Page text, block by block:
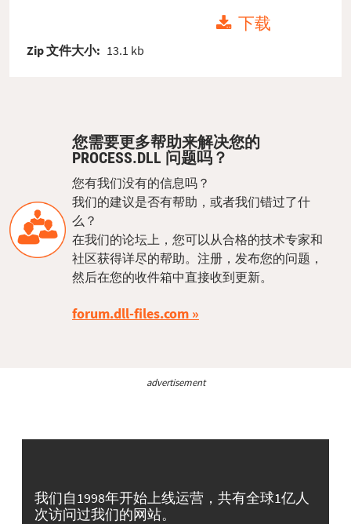
下载
Zip 文件大小: 13.1 kb
您需要更多帮助来解决您的
PROCESS.DLL 问题吗？
您有我们没有的信息吗？
我们的建议是否有帮助，或者我们错过了什
么？
在我们的论坛上，您可以从合格的技术专家和
社区获得详尽的帮助。注册，发布您的问题，
然后在您的收件箱中直接收到更新。
forum.dll-files.com
advertisement
我们自1998年开始上线运营，共有全球1亿人
次访问过我们的网站。